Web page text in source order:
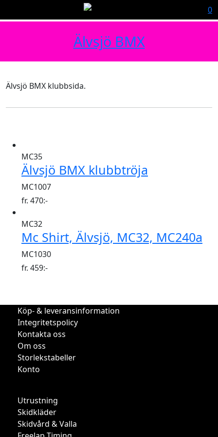
0
Älvsjö BMX
Älvsjö BMX klubbsida.
MC35
Älvsjö BMX klubbtröja
MC1007
fr. 470:-
MC32
Mc Shirt, Älvsjö, MC32, MC240a
MC1030
fr. 459:-
Köp- & leveransinformation
Integritetspolicy
Kontakta oss
Om oss
Storlekstabeller
Konto
Utrustning
Skidkläder
Skidvård & Valla